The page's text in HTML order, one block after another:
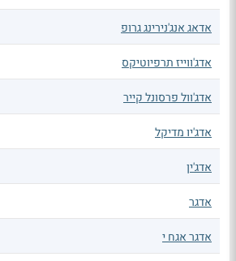
אדאג אנג'נירינג גרופ
אדג'ווייז תרפיוטיקס
אדג'וול פרסונל קייר
אדג'יו מדיקל
אדג'ין
אדגר
אדגר אגח י